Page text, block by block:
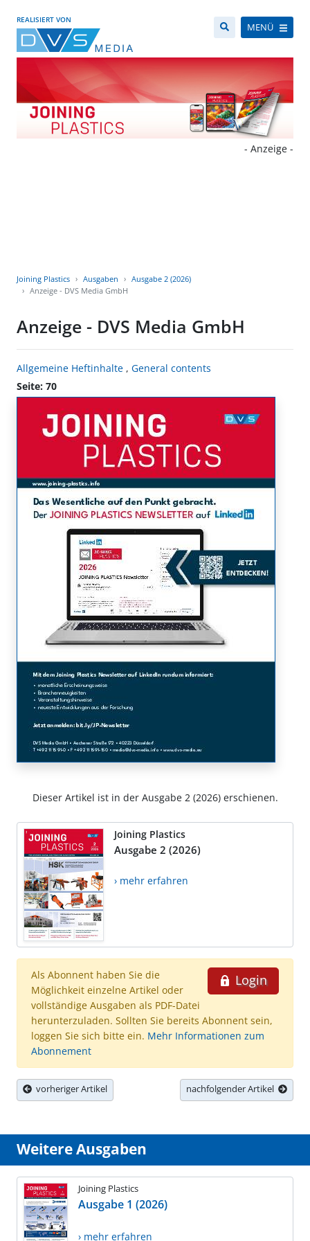
REALISIERT VON
MENÜ
- Anzeige -
Joining Plastics Ausgaben
Ausgabe 2 (2026)
Anzeige - DVS Media GmbH
Anzeige - DVS Media GmbH
Allgemeine Heftinhalte , General contents
Seite: 70
Dieser Artikel ist in der Ausgabe 2 (2026) erschienen.
Joining Plastics
Ausgabe 2 (2026)
› mehr erfahren
Login
Als Abonnent haben Sie die
Möglichkeit einzelne Artikel oder
vollständige Ausgaben als PDF-Datei
herunterzuladen. Sollten Sie bereits Abonnent sein,
loggen Sie sich bitte ein. Mehr Informationen zum
Abonnement
vorheriger Artikel nachfolgender Artikel
Weitere Ausgaben
Joining Plastics
Ausgabe 1 (2026)
› mehr erfahren